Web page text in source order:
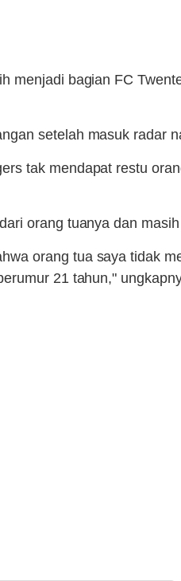
menjadi bagian FC
setelah masuk radar
tak mendapat restu
orang tuanya dan
orang tua saya tidak
21 tahun,"